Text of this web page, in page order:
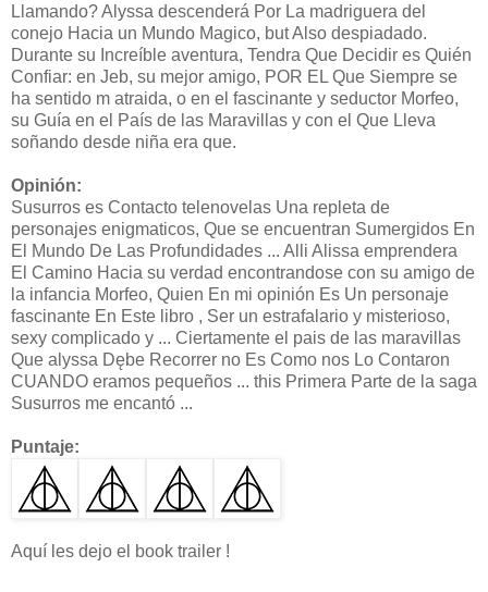
Llamando? Alyssa descenderá Por La madriguera del
conejo Hacia un Mundo Magico, but Also despiadado.
Durante su Increíble aventura, Tendra Que Decidir es Quién
Confiar: en Jeb, su mejor amigo, POR EL Que Siempre se
ha sentido m atraida, o en el fascinante y seductor Morfeo,
su Guía en el País de las Maravillas y con el Que Lleva
soñando desde niña era que.
Opinión:
Susurros es Contacto telenovelas Una repleta de
personajes enigmaticos, Que se encuentran Sumergidos En
El Mundo De Las Profundidades ... Alli Alissa emprendera
El Camino Hacia su verdad encontrandose con su amigo de
la infancia Morfeo, Quien En mi opinión Es Un personaje
fascinante En Este libro , Ser un estrafalario y misterioso,
sexy complicado y ... Ciertamente el pais de las maravillas
Que alyssa Dębe Recorrer no Es Como nos Lo Contaron
CUANDO eramos pequeños ... this Primera Parte de la saga
Susurros me encantó ...
Puntaje:
Aquí les dejo el book trailer !